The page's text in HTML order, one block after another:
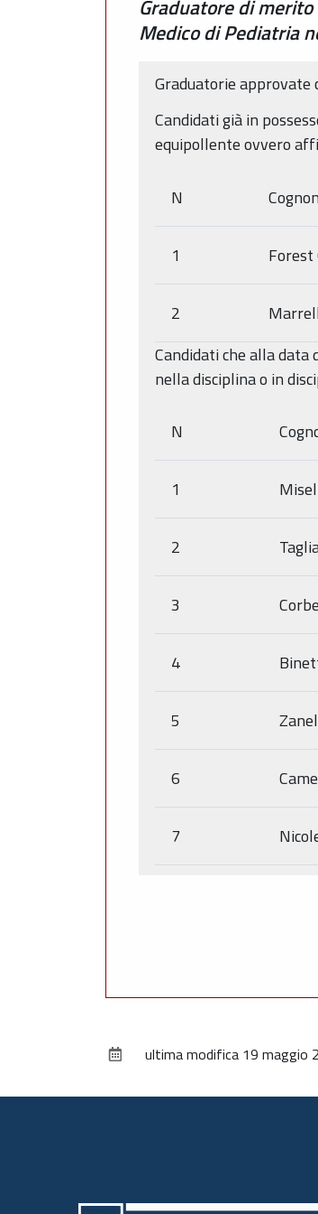
Graduatore di
Medico di Pediatria
Graduatorie
Candidati già in
equipollente ovvero
N
1
2
Candidati che alla
nella disciplina o in
N
1
2
3
4
5
6
7
ultima modifica 19 maggio